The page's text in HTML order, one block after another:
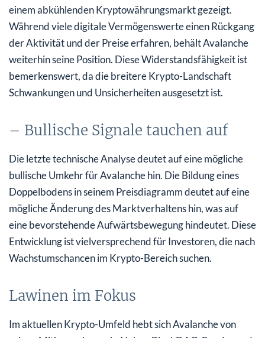
einem abkühlenden Kryptowährungsmarkt gezeigt.
Während viele digitale Vermögenswerte einen Rückgang
der Aktivität und der Preise erfahren, behält Avalanche
weiterhin seine Position. Diese Widerstandsfähigkeit ist
bemerkenswert, da die breitere Krypto-Landschaft
Schwankungen und Unsicherheiten ausgesetzt ist.
– Bullische Signale tauchen auf
Die letzte technische Analyse deutet auf eine mögliche
bullische Umkehr für Avalanche hin. Die Bildung eines
Doppelbodens in seinem Preisdiagramm deutet auf eine
mögliche Änderung des Marktverhaltens hin, was auf
eine bevorstehende Aufwärtsbewegung hindeutet. Diese
Entwicklung ist vielversprechend für Investoren, die nach
Wachstumschancen im Krypto-Bereich suchen.
Lawinen im Fokus
Im aktuellen Krypto-Umfeld hebt sich Avalanche von